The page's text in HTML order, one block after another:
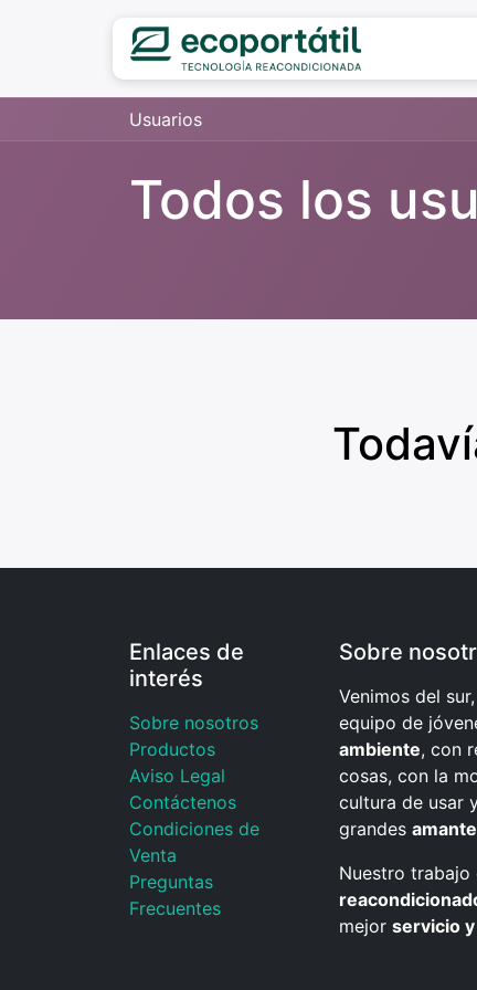
Usuarios
Todos los
Enlaces de
interés
Sobre nosotros
Productos
Aviso Legal
Contáctenos
Condiciones de
Venta
Preguntas
Frecuentes
Sobre
Venimos del
equipo de
ambiente, con
cosas, con la
cultura de usar
grandes
Nuestro
mejor servicio